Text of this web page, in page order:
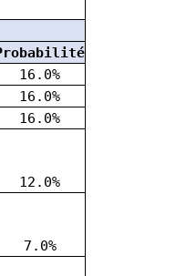
16.0%
16.0%
16.0%
12.0%
7.0%